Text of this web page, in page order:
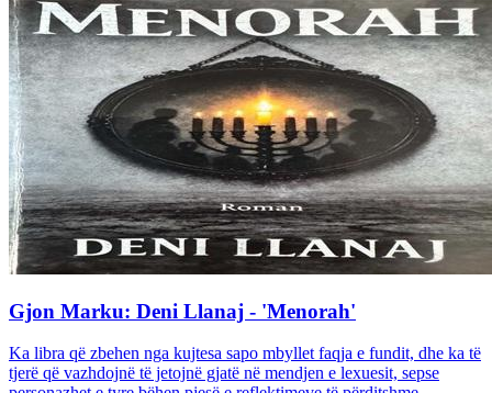
Gjon Marku: Deni Llanaj - 'Menorah'
Ka libra që zbehen nga kujtesa sapo mbyllet faqja e fundit, dhe ka të
tjerë që vazhdojnë të jetojnë gjatë në mendjen e lexuesit, sepse